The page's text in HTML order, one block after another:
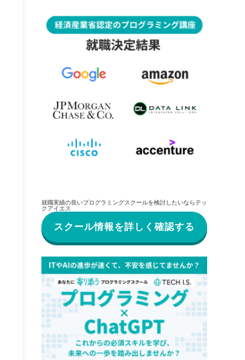
就職実績の良いプログラミングスクールを検討したいならテッ
クアイエス
スクール情報を詳しく確認する